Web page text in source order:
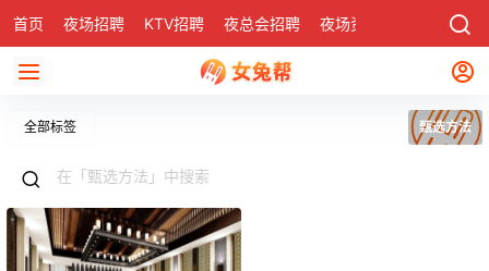
首页 夜场招聘 KTV招聘 夜总会招聘 夜场资讯 社区
全部标签 甄选方法